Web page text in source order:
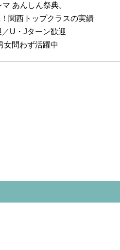
あんしん祭典。
関西トップクラスの実績
U・Jターン歓迎
女問わず活躍中